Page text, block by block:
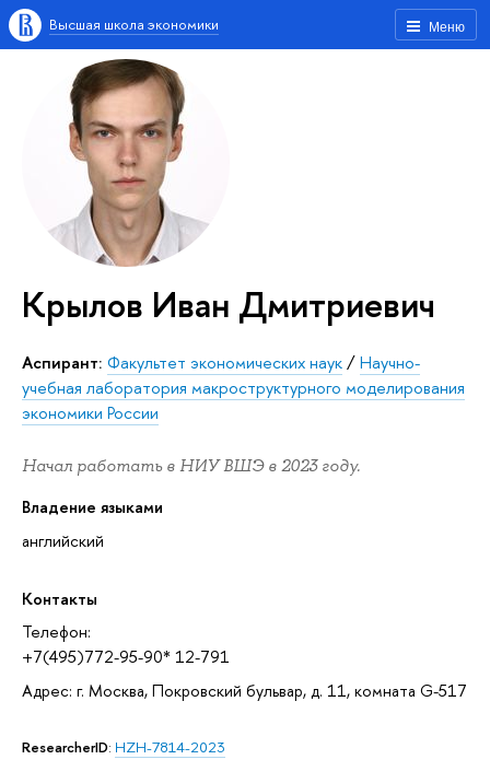
Меню
Высшая школа экономики
Крылов Иван Дмитриевич
Аспирант: Факультет экономических наук/Научно-
учебная лаборатория макроструктурного моделирования
экономики России
Начал работать в НИУ ВШЭ в 2023 году.
Владение языками
английский
Контакты
Телефон:
+7(495)772-95-90* 12-791
Адрес: г. Москва, Покровский бульвар, д. 11, комната G-517
ResearcherID: HZH-7814-2023